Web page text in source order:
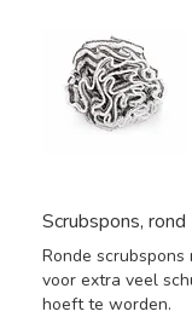
Scrubspons,
Ronde
voor extra veel
hoeft te worden.